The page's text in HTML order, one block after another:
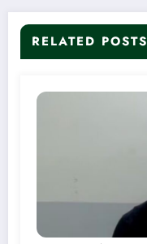
RELATED POSTS